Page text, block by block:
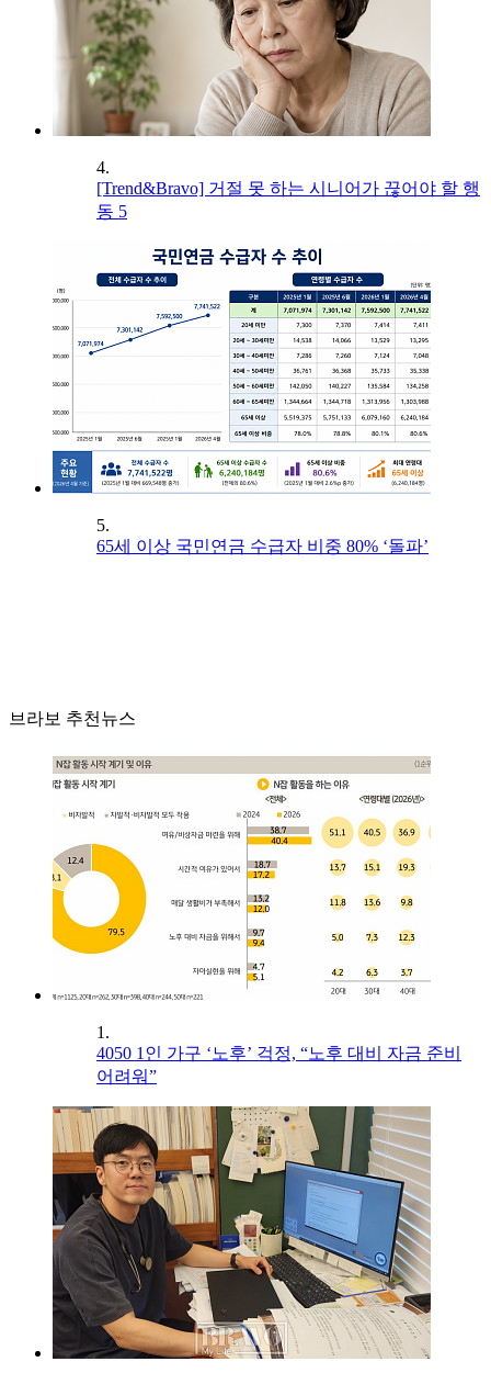
4.
[Trend&Bravo] 거절 못 하는 시니어가 끊어야 할 행
동 5
5.
65세 이상 국민연금 수급자 비중 80% ‘돌파’
브라보 추천뉴스
1.
4050 1인 가구 ‘노후’ 걱정, “노후 대비 자금 준비
어려워”